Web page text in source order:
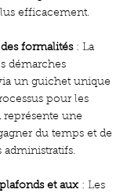
efficacement.
formalités : La
démarches
un guichet unique
pour les
représente une
du temps et de
administratifs.
et aux : Les